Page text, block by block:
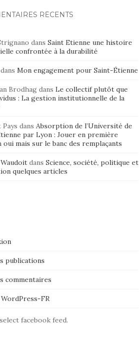
RÉCENTS
dans Saint Etienne une histoire
confrontée à la durabilité
Mon engagement pour Saint-Étienne
Brodhagdans Le collectif plutôt que
: La gestion institutionnelle de la
dans Absorption de l’Université de
par Lyon : Jouer en première
oui mais sur le banc des remplaçants
dans Science, société, politique et
quelques articles
publications
commentaires
FR
facebook feed.